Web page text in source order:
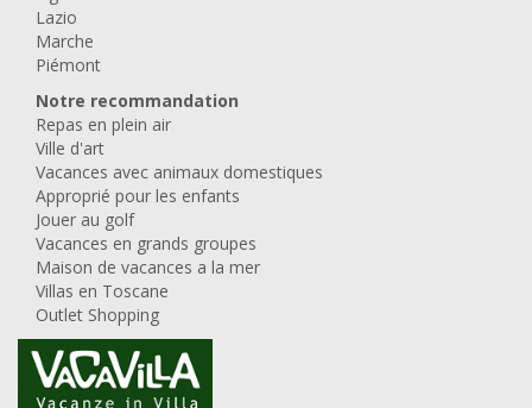
Lazio
Marche
Piémont
Notre recommandation
Repas en plein air
Ville d'art
Vacances avec animaux domestiques
Approprié pour les enfants
Jouer au golf
Vacances en grands groupes
Maison de vacances a la mer
Villas en Toscane
Outlet Shopping